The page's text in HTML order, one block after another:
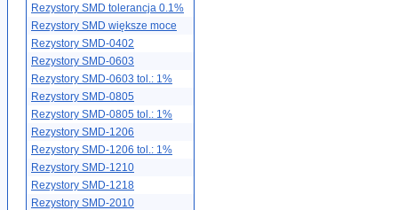
Rezystory SMD tolerancja 0.1%
Rezystory SMD większe moce
Rezystory SMD-0402
Rezystory SMD-0603
Rezystory SMD-0603 tol.: 1%
Rezystory SMD-0805
Rezystory SMD-0805 tol.: 1%
Rezystory SMD-1206
Rezystory SMD-1206 tol.: 1%
Rezystory SMD-1210
Rezystory SMD-1218
Rezystory SMD-2010